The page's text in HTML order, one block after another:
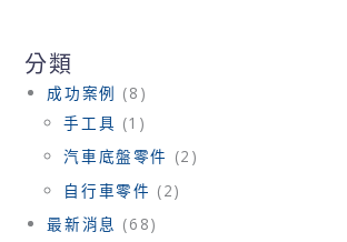
分類
成功案例 (8)
手工具 (1)
汽車底盤零件 (2)
自行車零件 (2)
最新消息 (68)